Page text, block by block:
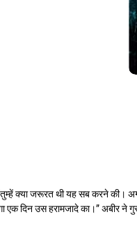
क्या जरूरत थी यह सब करने की।
एक दिन उस हरामजादे का।” अबीर